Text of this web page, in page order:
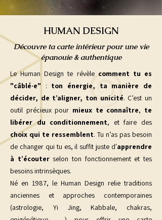
HUMAN DESIGN
Découvre ta carte intérieur pour une vie
épanouie & authentique
Le Human Design te révèle comment tu es
"câblé·e" : ton énergie, ta manière de
décider, de t’aligner, ton unicité. C’est un
outil précieux pour mieux te connaître, te
libérer du conditionnement, et faire des
choix qui te ressemblent. Tu n’as pas besoin
de changer qui tu es, il suffit juste d'apprendre
à t’écouterselon ton fonctionnement et tes
besoins intrinsèques.
​Né en 1987, le Human Design relie traditions
anciennes et approches contemporaines
(astrologie, Yi Jing, Kabbale, chakras,